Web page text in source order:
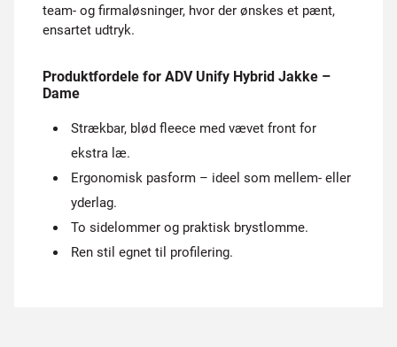
team- og firmaløsninger, hvor der ønskes et pænt,
ensartet udtryk.
Produktfordele for ADV Unify Hybrid Jakke –
Dame
Strækbar, blød fleece med vævet front for
ekstra læ.
Ergonomisk pasform – ideel som mellem- eller
yderlag.
To sidelommer og praktisk brystlomme.
Ren stil egnet til profilering.